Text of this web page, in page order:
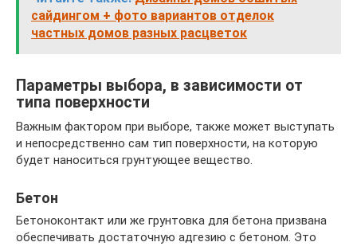
сайдингом + фото вариантов отделок
частных домов разных расцветок
Параметры выбора, в зависимости от
типа поверхности
Важным фактором при выборе, также может выступать
и непосредственно сам тип поверхности, на которую
будет наноситься грунтующее вещество.
Бетон
Бетоноконтакт или же грунтовка для бетона призвана
обеспечивать достаточную адгезию с бетоном. Это